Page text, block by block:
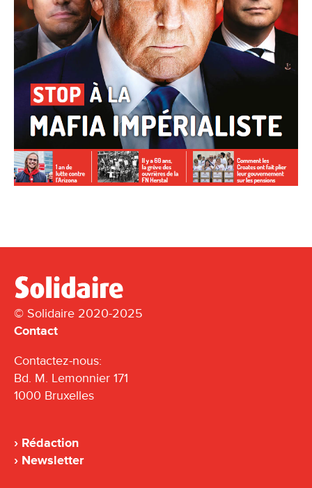
© Solidaire 2020-2025
Contact
Contactez-nous:
Bd. M. Lemonnier 171
1000 Bruxelles
Rédaction
Newsletter